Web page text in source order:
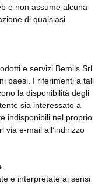
e non assume alcuna
di qualsiasi
e servizi Bemils Srl
paesi. I riferimenti a tali
la disponibilità degli
sia interessato a
indisponibili nel proprio
via e-mail all’indirizzo
e interpretate ai sensi